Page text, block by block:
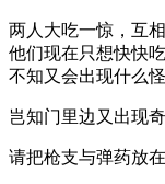
两人大吃一惊，互
他们现在只想快快
不知又会出现什么怪
岂知门里边又出现
请把枪支与弹药放在